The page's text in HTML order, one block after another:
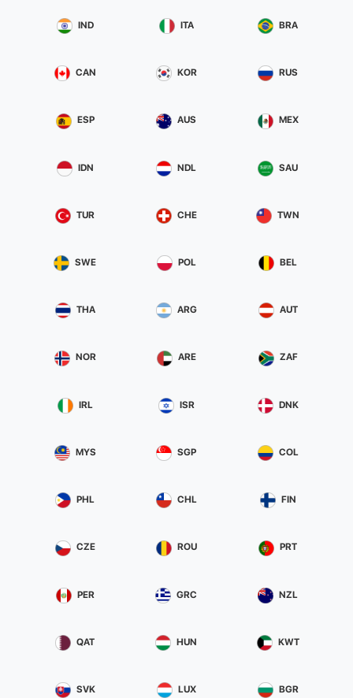
IND ITA BRA
CAN KOR RUS
ESP AUS MEX
IDN NDL SAU
TUR CHE TWN
SWE POL BEL
THA ARG AUT
NOR ARE ZAF
IRL ISR DNK
MYS SGP COL
PHL CHL FIN
CZE ROU PRT
PER GRC NZL
QAT HUN KWT
SVK LUX BGR